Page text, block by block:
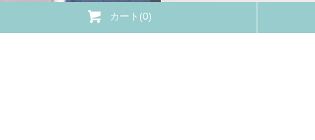
カート(0)